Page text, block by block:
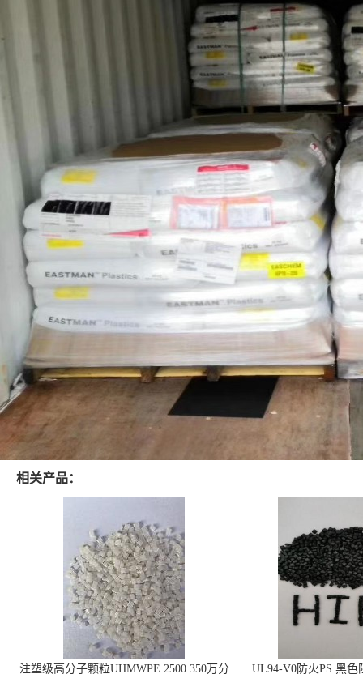
相关产品：
注塑级高分子颗粒UHMWPE 2500 350万分
子量 高耐磨 耐化学
线